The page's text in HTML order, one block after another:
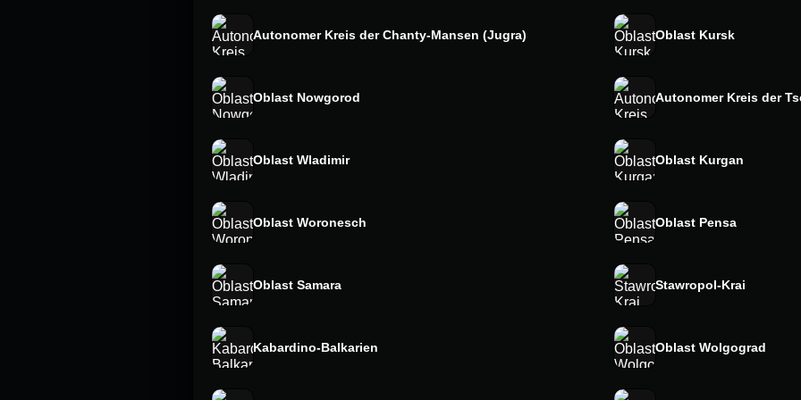
Autonomer Kreis der Chanty-Mansen (Jugra) Oblast Kursk
Oblast Nowgorod Autonomer Kreis der
Oblast Wladimir Oblast Kurgan
Oblast Woronesch Oblast Pensa
Oblast Samara Stawropol-Krai
Kabardino-Balkarien Oblast Wolgograd